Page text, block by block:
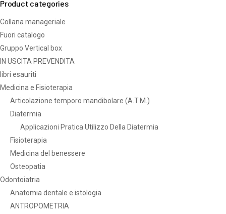
Product categories
Collana manageriale
Fuori catalogo
Gruppo Vertical box
IN USCITA PREVENDITA
libri esauriti
Medicina e Fisioterapia
Articolazione temporo mandibolare (A.T.M.)
Diatermia
Applicazioni Pratica Utilizzo Della Diatermia
Fisioterapia
Medicina del benessere
Osteopatia
Odontoiatria
Anatomia dentale e istologia
ANTROPOMETRIA